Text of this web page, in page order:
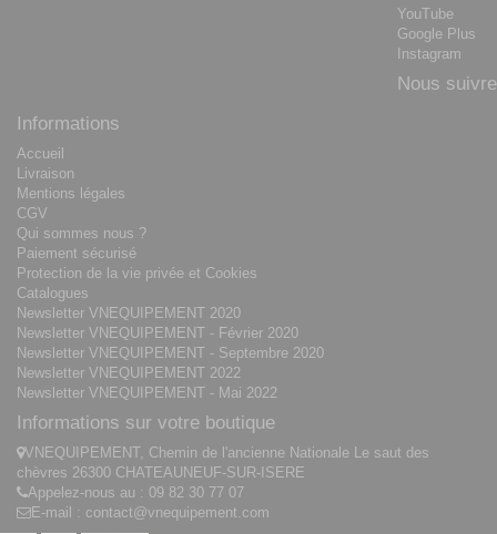
YouTube
Google Plus
Instagram
Nous suivre
Informations
Accueil
Livraison
Mentions légales
CGV
Qui sommes nous ?
Paiement sécurisé
Protection de la vie privée et Cookies
Catalogues
Newsletter VNEQUIPEMENT 2020
Newsletter VNEQUIPEMENT - Février 2020
Newsletter VNEQUIPEMENT - Septembre 2020
Newsletter VNEQUIPEMENT 2022
Newsletter VNEQUIPEMENT - Mai 2022
Informations sur votre boutique
VNEQUIPEMENT, Chemin de l'ancienne Nationale Le saut des
chèvres 26300 CHATEAUNEUF-SUR-ISERE
Appelez-nous au : 09 82 30 77 07
E-mail : contact@vnequipement.com